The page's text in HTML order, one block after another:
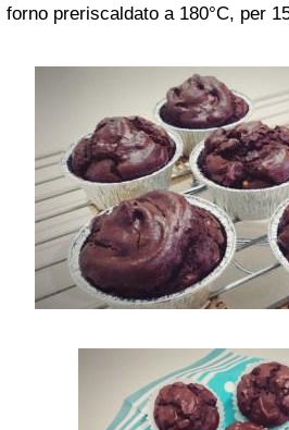
forno preriscaldato a 180°C, per